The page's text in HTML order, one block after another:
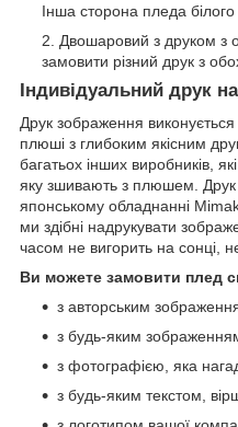
Інша сторона пледа
Двошаровий з друком з
замовити різний друк з
Індивідуальний друк
Друк зображення
плюші з глибоким якісним
багатьох інших виробників,
яку зшивають з плюшем. Друк
японському обладнанні
ми здібні надрукувати
часом не вигорить на сонці,
Ви можете замовити плед
з авторським
з будь-яким
з фотографією, яка
з будь-яким текстом,